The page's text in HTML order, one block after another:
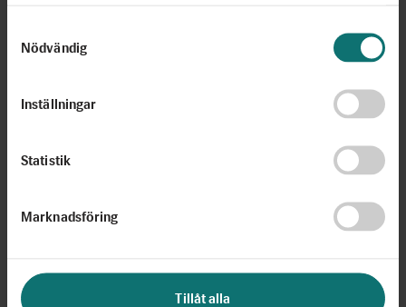
Nödvändig
Inställningar
Statistik
Marknadsföring
Tillåt alla
som sträcker sig långt utanför skolans värld. I en tid präglad
av desinformation, snabb informationsspridning och ökad
fråga om samhällets långsiktiga stabilitet och
se filmen.